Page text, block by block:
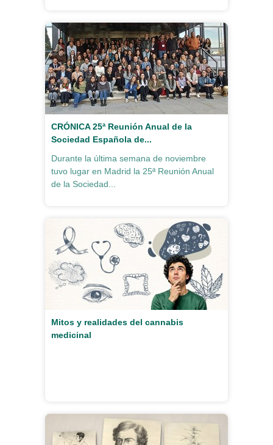
CRÓNICA 25ª Reunión Anual de la
Sociedad Española de...
Durante la última semana de noviembre
tuvo lugar en Madrid la 25ª Reunión Anual
de la Sociedad...
Mitos y realidades del cannabis
medicinal